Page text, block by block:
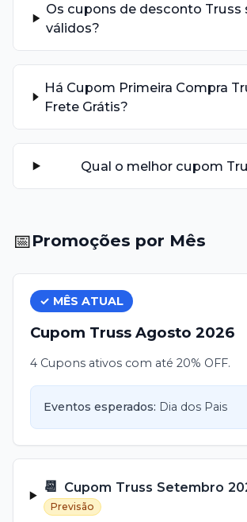
Os cupons de desconto Truss
válidos?
Há Cupom Primeira Compra
Frete Grátis?
Qual o melhor cupom
📅Promoções por Mês
✓ MÊS ATUAL
Cupom Truss Agosto 2026
4 Cupons ativos com até 20% OFF.
Eventos esperados: Dia dos Pais
📆 Cupom Truss Setembro
Previsão